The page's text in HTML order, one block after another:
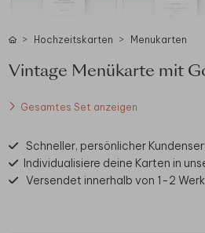
Hochzeitskarten Menukarten
Vintage Menükarte mit
Gesamtes Set anzeigen
Schneller, persönlicher
Individualisiere deine Karten in
Versendet innerhalb von 1-2